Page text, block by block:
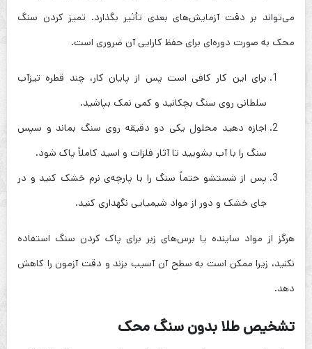
می‌تواند بر دقت آزمایش‌های بعدی تأثیر بگذارد. تمیز کردن سنگ
محک به صورت دوره‌ای برای حفظ کارایی آن ضروری است.
برای این کار کافی است پس از پایان کار، چند قطره تیزآب
سلطانی روی سنگ بچکانید و کمی نمک بپاشید.
اجازه دهید محلول یکی دو دقیقه روی سنگ بماند و سپس
سنگ را با آب بشویید تا آثار فلزات و اسید کاملاً پاک شود.
پس از شستشو حتماً سنگ را با پارچه‌ی نرم خشک کنید و در
جای خشک و دور از مواد شیمیایی نگهداری کنید.
هرگز از مواد ساینده یا برس‌های زبر برای پاک کردن سنگ استفاده
نکنید، زیرا ممکن است به سطح آن آسیب بزند و دقت آزمون را کاهش
دهد.
تشخیص طلا بدون سنگ محک